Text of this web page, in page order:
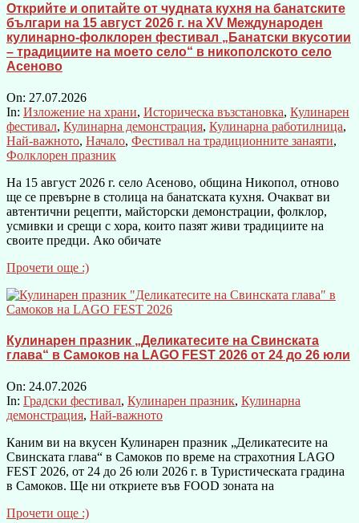
Открийте и опитайте от чудната кухня на банатските
българи на 15 август 2026 г. на XV Международен
кулинарно-фолклорен фестивал „Банатски вкусотии
– традициите на моето село“ в никополското село
Асеново
On: 27.07.2026
In: Изложение на храни, Историческа възстановка, Кулинарен
фестивал, Кулинарна демонстрация, Кулинарна работилница,
Най-важното, Начало, Фестивал на традиционните занаяти,
Фолклорен празник
На 15 август 2026 г. село Асеново, община Никопол, отново
ще се превърне в столица на банатската кухня. Очакват ви
автентични рецепти, майсторски демонстрации, фолклор,
усмивки и срещи с хора, които пазят живи традициите на
своите предци. Ако обичате
Прочети още :)
Кулинарен празник „Деликатесите на Свинската
глава“ в Самоков на LAGO FEST 2026 от 24 до 26 юли
On: 24.07.2026
In: Градски фестивал, Кулинарен празник, Кулинарна
демонстрация, Най-важното
Каним ви на вкусен Кулинарен празник „Деликатесите на
Свинската глава“ в Самоков по време на страхотния LAGO
FEST 2026, от 24 до 26 юли 2026 г. в Туристическата градина
в Самоков. Ще ни откриете във FOOD зоната на
Прочети още :)